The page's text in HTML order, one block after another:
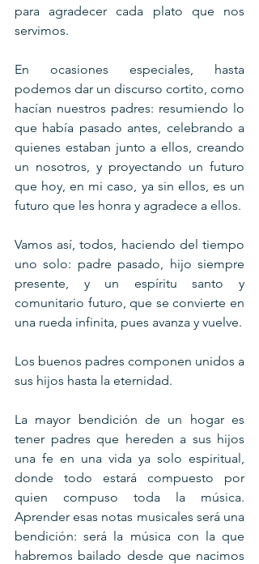
para agradecer cada plato que nos
servimos.
En ocasiones especiales, hasta
podemos dar un discurso cortito, como
hacían nuestros padres: resumiendo lo
que había pasado antes, celebrando a
quienes estaban junto a ellos, creando
un nosotros, y proyectando un futuro
que hoy, en mi caso, ya sin ellos, es un
futuro que les honra y agradece a ellos.
Vamos así, todos, haciendo del tiempo
uno solo: padre pasado, hijo siempre
presente, y un espíritu santo y
comunitario futuro, que se convierte en
Los buenos padres componen unidos a
sus hijos hasta la eternidad.
La mayor bendición de un hogar es
tener padres que hereden a sus hijos
una fe en una vida ya solo espiritual,
donde todo estará compuesto por
quien compuso toda la música.
Aprender esas notas musicales será una
bendición: será la música con la que
habremos bailado desde que nacimos